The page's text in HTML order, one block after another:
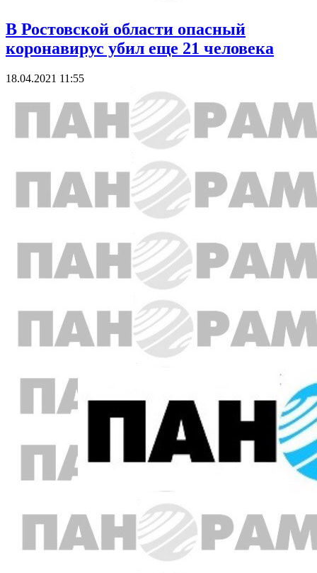
В Ростовской области опасный
коронавирус убил еще 21 человека
18.04.2021 11:55